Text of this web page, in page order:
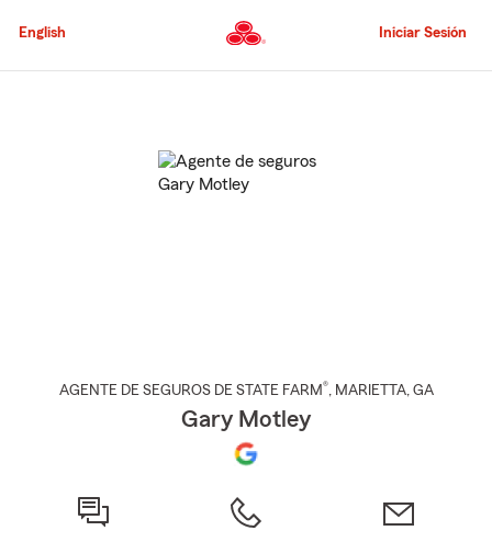
al
principal
English Iniciar Sesión
AGENTE DE SEGUROS DE STATE FARM®, MARIETTA, GA
Gary Motley